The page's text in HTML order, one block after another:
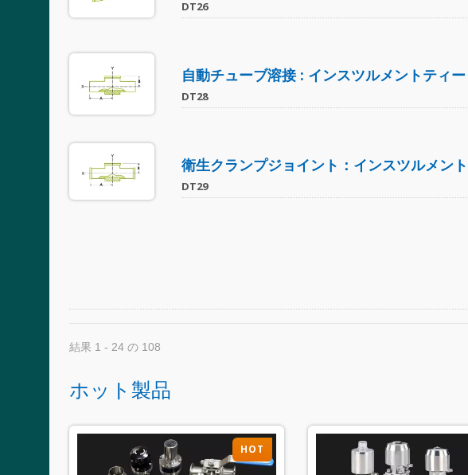
DT26
自動チューブ溶接 : インスツルメントティー
DT28
衛生クランプジョイント：インスツルメン
DT29
結果 1 - 24 の 108
ホット製品
HOT